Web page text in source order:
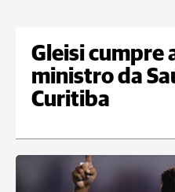
Gleisi cumpre
ministro da
Curitiba